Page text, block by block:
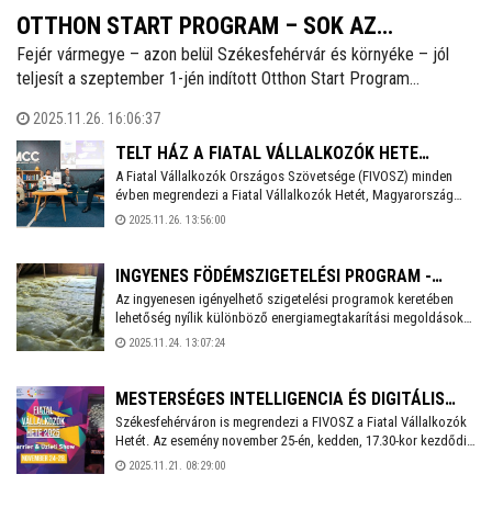
OTTHON START PROGRAM – SOK AZ
ÉRDEKLŐDŐ FEJÉR VÁRMEGYÉBEN ÉS
FEHÉRVÁRON IS
Fejér vármegye – azon belül Székesfehérvár és környéke – jól
teljesít a szeptember 1-jén indított Otthon Start Program
kérelmet nyújtottak be a vármegyében, ennek felét a városban és
az agglomerációban.
2025.11.26. 16:06:37
TELT HÁZ A FIATAL VÁLLALKOZÓK HETE
RENDEZVÉNYSOROZAT FEHÉRVÁRI ÁLLOMÁSÁN
A Fiatal Vállalkozók Országos Szövetsége (FIVOSZ) minden
évben megrendezi a Fiatal Vállalkozók Hetét, Magyarország
legnagyobb, fiatal vállalkozókra fókuszáló eseménysorozatát.
székesfehérvári épülete.
2025.11.26. 13:56:00
INGYENES FÖDÉMSZIGETELÉSI PROGRAM -
FEHÉRVÁRIAK JELENTKEZÉSÉT IS VÁRJÁK
Az ingyenesen igényelhető szigetelési programok keretében
lehetőség nyílik különböző energiamegtakarítási megoldások
alkalmazására, a lakossági energiahatékonyság növelésére. Az
székesfehérvári ingatlanok esetében is rendelkezésre áll.
2025.11.24. 13:07:24
MESTERSÉGES INTELLIGENCIA ÉS DIGITÁLIS
NOMÁDSÁG - FIATAL VÁLLALKOZÓK HETE
FEHÉRVÁRON
Székesfehérváron is megrendezi a FIVOSZ a Fiatal Vállalkozók
Hetét. Az esemény november 25-én, kedden, 17.30-kor kezdődik
a Mathias Corvinus Collegium fehérvári központjában. A
2025.11.21. 08:29:00